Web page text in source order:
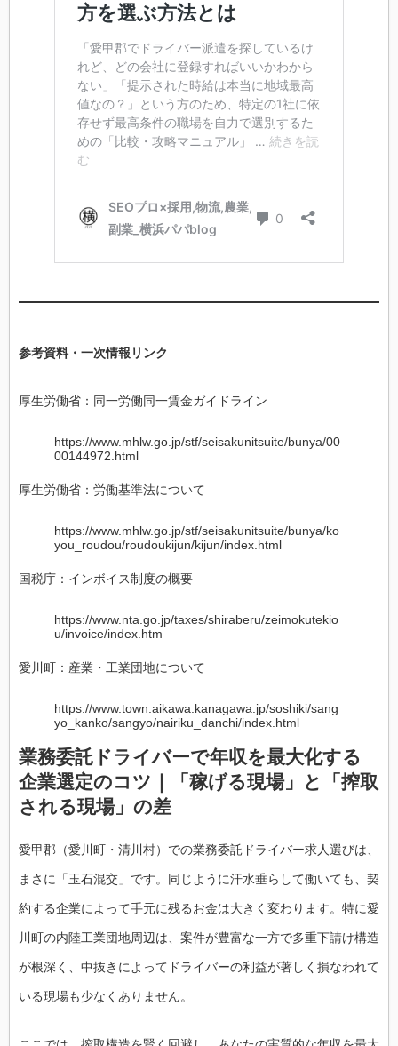
参考資料・一次情報リンク
厚生労働省：同一労働同一賃金ガイドライン
https://www.mhlw.go.jp/stf/seisakunitsuite/bunya/00
00144972.html
厚生労働省：労働基準法について
https://www.mhlw.go.jp/stf/seisakunitsuite/bunya/ko
you_roudou/roudoukijun/kijun/index.html
国税庁：インボイス制度の概要
https://www.nta.go.jp/taxes/shiraberu/zeimokutekio
u/invoice/index.htm
愛川町：産業・工業団地について
https://www.town.aikawa.kanagawa.jp/soshiki/sang
yo_kanko/sangyo/nairiku_danchi/index.html
業務委託ドライバーで年収を最大化する
企業選定のコツ｜「稼げる現場」と「搾取
される現場」の差
愛甲郡（愛川町・清川村）での業務委託ドライバー求人選びは、
まさに「玉石混交」です。同じように汗水垂らして働いても、契
約する企業によって手元に残るお金は大きく変わります。特に愛
川町の内陸工業団地周辺は、案件が豊富な一方で多重下請け構造
が根深く、中抜きによってドライバーの利益が著しく損なわれて
いる現場も少なくありません。